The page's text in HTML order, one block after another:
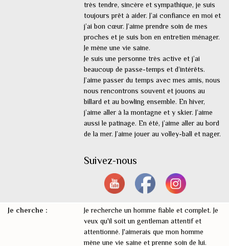
très tendre, sincère et sympathique, je suis
toujours prêt à aider. J’ai confiance en moi et
j’ai bon cœur. J’aime prendre soin de mes
proches et je suis bon en entretien ménager.
Je mène une vie saine.
Je suis une personne très active et j’ai
beaucoup de passe-temps et d’intérêts.
J’aime passer du temps avec mes amis, nous
nous rencontrons souvent et jouons au
billard et au bowling ensemble. En hiver,
j’aime aller à la montagne et y skier. J’aime
aussi le patinage. En été, j’aime aller au bord
de la mer. J’aime jouer au volley-ball et nager.
Suivez-nous
Je cherche :
Je recherche un homme fiable et complet. Je
veux qu'il soit un gentleman attentif et
attentionné. J'aimerais que mon homme
mène une vie saine et prenne soin de lui.